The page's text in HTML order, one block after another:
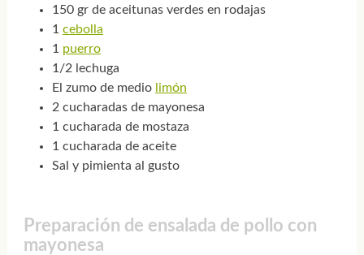
150 gr de aceitunas verdes en rodajas
1 cebolla
1 puerro
1/2 lechuga
El zumo de medio limón
2 cucharadas de mayonesa
1 cucharada de mostaza
1 cucharada de aceite
Sal y pimienta al gusto
Preparación de ensalada de pollo con
mayonesa